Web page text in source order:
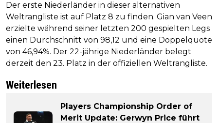
Der erste Niederländer in dieser alternativen
Weltrangliste ist auf Platz 8 zu finden. Gian van Veen
erzielte während seiner letzten 200 gespielten Legs
einen Durchschnitt von 98,12 und eine Doppelquote
von 46,94%. Der 22-jährige Niederländer belegt
derzeit den 23. Platz in der offiziellen Weltrangliste.
Weiterlesen
Players Championship Order of
Merit Update: Gerwyn Price führt